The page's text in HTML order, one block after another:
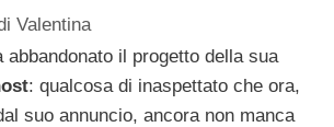
Valentina
abbandonato il progetto della sua
: qualcosa di inaspettato che ora,
suo annuncio, ancora non manca